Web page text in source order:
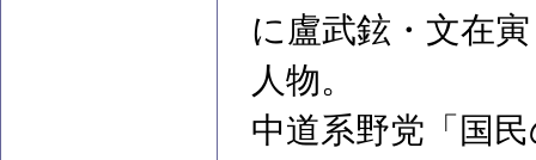
に盧武鉉・文在
人物。
中道系野党「国